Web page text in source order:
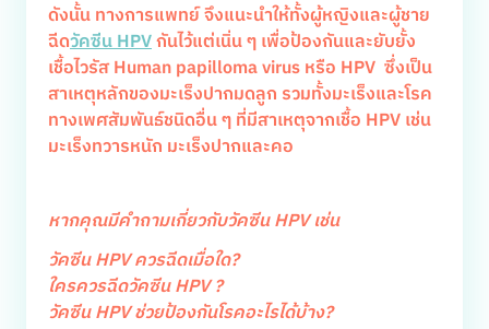
ดังนั้น ทางการแพทย์ จึงแนะนำให้ทั้งผู้หญิงและผู้ชาย
ฉีดวัคซีน HPVกันไว้แต่เนิ่น ๆ เพื่อป้องกันและยับยั้ง
เชื้อไวรัส Human papilloma virus หรือ HPV ซึ่งเป็น
สาเหตุหลักของมะเร็งปากมดลูก รวมทั้งมะเร็งและโรค
ทางเพศสัมพันธ์ชนิดอื่น ๆ ที่มีสาเหตุจากเชื้อ HPV เช่น
มะเร็งทวารหนัก มะเร็งปากและคอ
หากคุณมีคำถามเกี่ยวกับวัคซีน HPV เช่น
วัคซีน HPV ควรฉีดเมื่อใด?
ใครควรฉีดวัคซีน HPV ?
วัคซีน HPV ช่วยป้องกันโรคอะไรได้บ้าง?